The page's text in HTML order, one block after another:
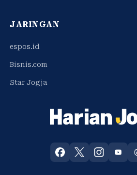
JARINGAN
espos.id
Bisnis.com
Star Jogja